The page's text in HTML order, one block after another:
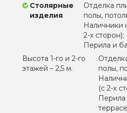
Столярные
изделия
Отделка
полы,
Наличники
2-х сторон);
Перила и
Высота 1-го и 2-го
этажей – 2,5 м.
полы,
(с 2-х
Перила